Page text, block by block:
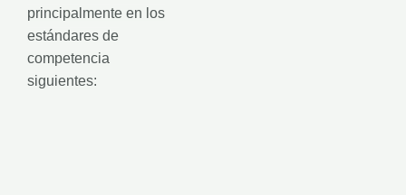
principalmente en los
estándares de
competencia
siguientes: